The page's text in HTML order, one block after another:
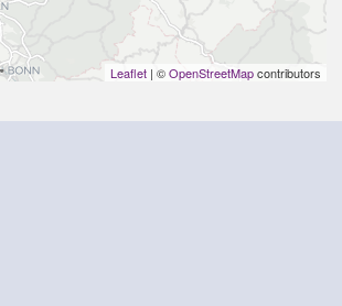
Leaflet | ©OpenStreetMapcontributors